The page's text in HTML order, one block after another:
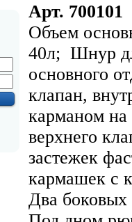
Арт. 700101
Объем
40л; Шнур
основного
клапан,
карманом
верхнего
застежек
кармашек с
Два